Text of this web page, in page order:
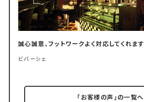
誠心誠意、フットワークよく対応してくれます
ビバーシェ
「お客様の声」の一覧へ